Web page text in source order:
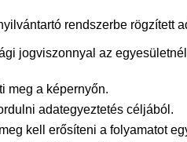
rendszerbe rögzített
jogviszonnyal az
meg a képernyőn.
adategyeztetés céljából.
kell erősíteni a folyamatot